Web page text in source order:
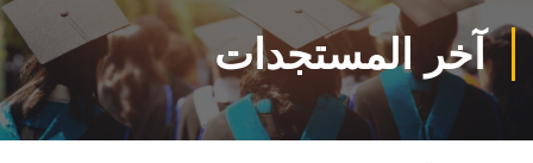
آخر المستجدات